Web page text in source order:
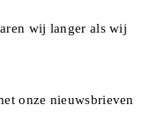
wij langer als wij
onze nieuwsbrieven